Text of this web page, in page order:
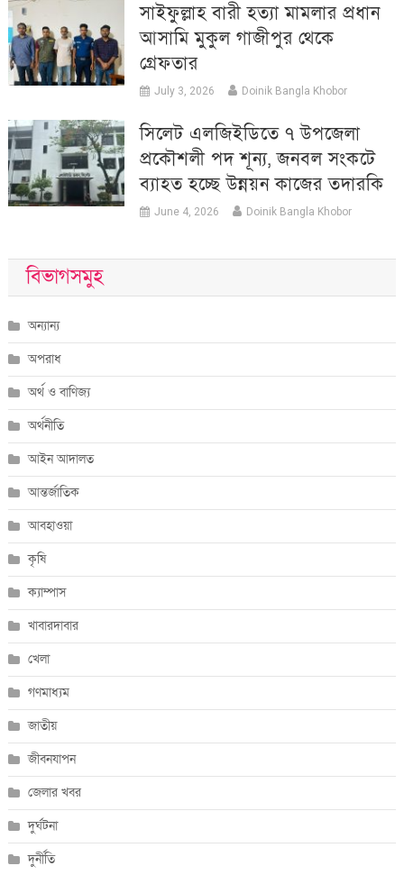
সাইফুল্লাহ বারী হত্যা মামলার প্রধান
আসামি মুকুল গাজীপুর থেকে
গ্রেফতার
July 3, 2026 Doinik Bangla Khobor
সিলেট এলজিইডিতে ৭ উপজেলা
প্রকৌশলী পদ শূন্য, জনবল সংকটে
ব্যাহত হচ্ছে উন্নয়ন কাজের তদারকি
June 4, 2026 Doinik Bangla Khobor
বিভাগসমুহ
অন্যান্য
অপরাধ
অর্থ ও বাণিজ্য
অর্থনীতি
আইন আদালত
আন্তর্জাতিক
আবহাওয়া
কৃষি
ক্যাম্পাস
খাবারদাবার
খেলা
গণমাধ্যম
জাতীয়
জীবনযাপন
জেলার খবর
দুর্ঘটনা
দুর্নীতি